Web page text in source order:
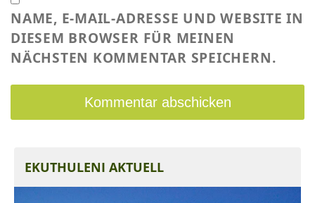
NAME, E-MAIL-ADRESSE UND WEBSITE IN
DIESEM BROWSER FÜR MEINEN
NÄCHSTEN KOMMENTAR SPEICHERN.
EKUTHULENI AKTUELL